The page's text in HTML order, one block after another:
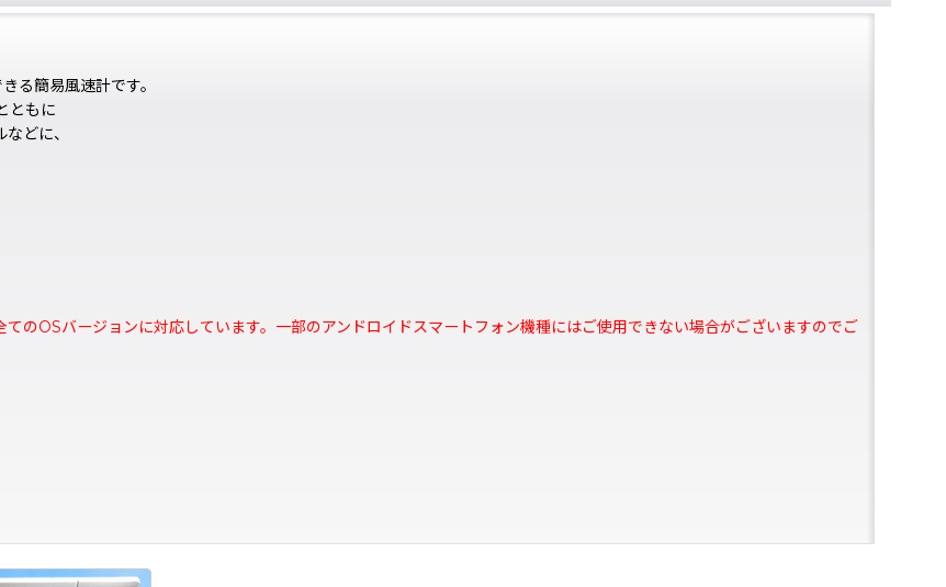
簡易風速計です。
ともに
どに、
OSバージョンに対応しています。一部のアンドロイドスマートフォン機種にはご使用できない場合がございますのでご